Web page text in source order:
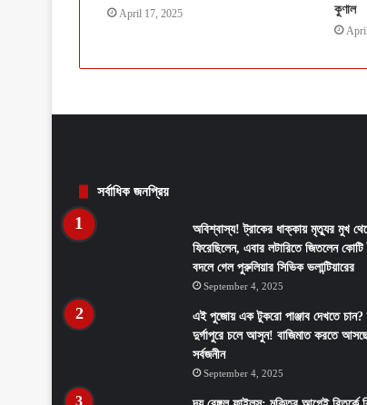
April 17, 2025
কুণাল
সর্বাধিক জনপ্রিয়
অবিশ্বাস্য! ট্রাকের ধাক্কায় মৃত্যুর মুখ
ফিরেছিলেন, এবার লটারিতে জিতলেন
বদলে গেল পুরুলিয়ার সিভিক ভলান্টিয়ারের
September 4, 2025
এই পুজোয় এক টুকরো পাঞ্জাব দেখতে চান?
দুর্গাপুরে চলে আসুন! বাজিমাত করতে আসছে
সর্বজনীন
September 4, 2025